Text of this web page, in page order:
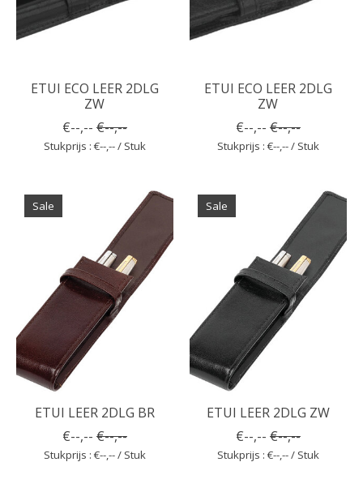
ETUI ECO LEER 2DLG
ZW
€--,-- €--,--
Stukprijs : €--,-- / Stuk
ETUI ECO LEER 2DLG
ZW
€--,-- €--,--
Stukprijs : €--,-- / Stuk
Sale
ETUI LEER 2DLG BR
€--,-- €--,--
Stukprijs : €--,-- / Stuk
Sale
ETUI LEER 2DLG ZW
€--,-- €--,--
Stukprijs : €--,-- / Stuk